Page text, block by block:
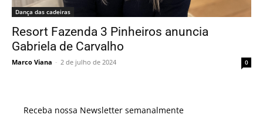
Dança das cadeiras
Resort Fazenda 3 Pinheiros anuncia
Gabriela de Carvalho
Marco Viana - 2 de julho de 2024 0
Receba nossa Newsletter semanalmente